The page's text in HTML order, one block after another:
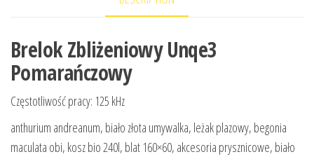
Brelok Zbliżeniowy Unqe3
Pomarańczowy
Częstotliwość pracy: 125 kHz
anthurium andreanum, biało złota umywalka, leżak plazowy, begonia
maculata obi, kosz bio 240l, blat 160×60, akcesoria prysznicowe, biało